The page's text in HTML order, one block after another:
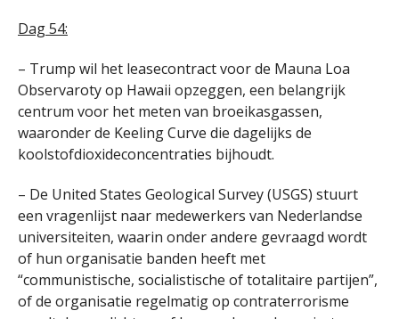
Dag 54:
– Trump wil het leasecontract voor de Mauna Loa
Observaroty op Hawaii opzeggen, een belangrijk
centrum voor het meten van broeikasgassen,
waaronder de Keeling Curve die dagelijks de
koolstofdioxideconcentraties bijhoudt.
– De United States Geological Survey (USGS) stuurt
een vragenlijst naar medewerkers van Nederlandse
universiteiten, waarin onder andere gevraagd wordt
of hun organisatie banden heeft met
“communistische, socialistische of totalitaire partijen”,
of de organisatie regelmatig op contraterrorisme